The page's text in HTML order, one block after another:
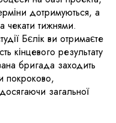
дотримуються, а
чекати тижнями.
Бєлік ви отримаєте
кінцевого результату
бригада заходить
покроково,
загальної